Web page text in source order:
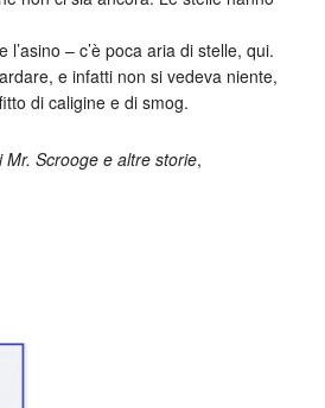
l’asino – c’è poca aria di stelle, qui.
e infatti non si vedeva niente,
di caligine e di smog.
Scrooge e altre storie,